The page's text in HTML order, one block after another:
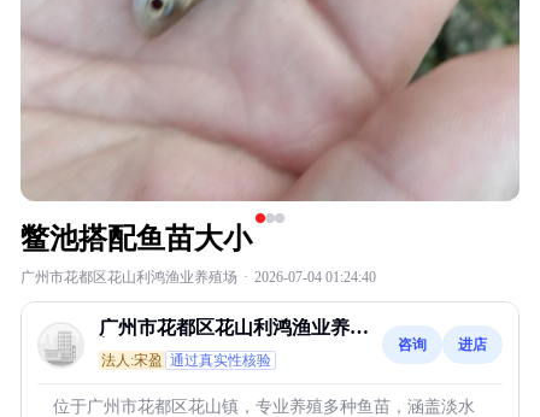
鳖池搭配鱼苗大小
广州市花都区花山利鸿渔业养殖场 · 2026-07-04 01:24:40
广州市花都区花山利鸿渔业养殖
场
法人:宋盈 通过真实性核验
咨询 进店
位于广州市花都区花山镇，专业养殖多种鱼苗，涵盖淡水